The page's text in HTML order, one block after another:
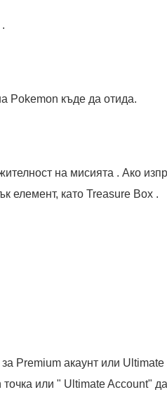
Pokemon къде да отида.
на мисията . Ако
елемент, като Treasure Box .
Premium акаунт или
или " Ultimate Account"